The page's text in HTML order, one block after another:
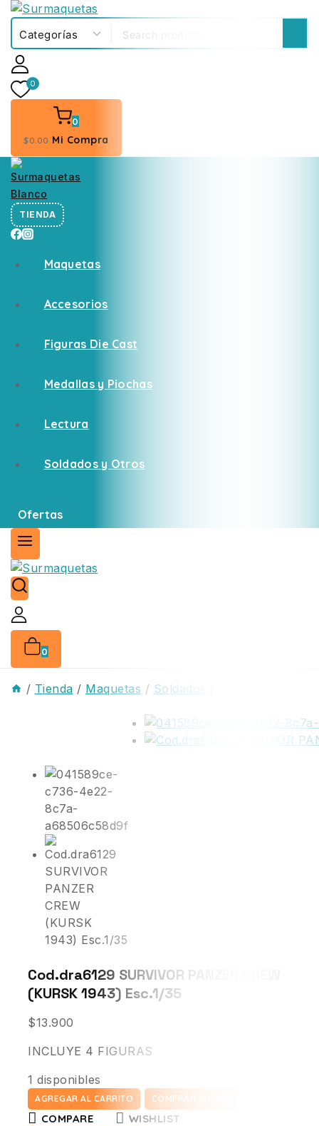
0
0
$0 .00 Mi Compra
TIENDA
Maquetas
Accesorios
Figuras Die Cast
Medallas y Piochas
Lectura
Soldados y Otros
Ofertas
0
/ Tienda / Maquetas / Soldados
Cod.dra6129 SURVIVOR PANZER CREW
(KURSK 1943) Esc.1/35
$13.900
INCLUYE 4 FIGURAS
1 disponibles
AGREGAR AL CARRITO COMPRAR AHORA
COMPARE WISHLIST